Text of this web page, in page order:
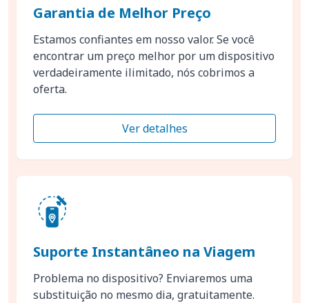
Garantia de Melhor Preço
Estamos confiantes em nosso valor. Se você
encontrar um preço melhor por um dispositivo
verdadeiramente ilimitado, nós cobrimos a
oferta.
Ver detalhes
Suporte Instantâneo na Viagem
Problema no dispositivo? Enviaremos uma
substituição no mesmo dia, gratuitamente.